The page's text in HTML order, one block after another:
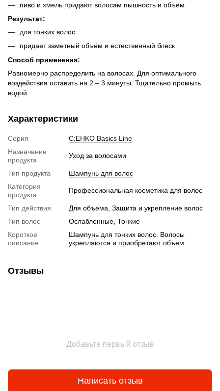
пиво и хмель придают волосам пышность и объём.
Результат:
для тонких волос
придает заметный объём и естественный блеск
Способ применения:
Равномерно распределить на волосах. Для оптимального
воздействия оставить на 2 – 3 минуты. Тщательно промыть
водой.
Характеристики
Серия
C:EHKO Basics Line
Назначение
продукта
Уход за волосами
Тип продукта
Шампунь для волос
Категория
продукта
Профессиональная косметика для волос
Тип действия
Для объема, Защита и укрепление волос
Тип волос
Ослабленные, Тонкие
Короткое
описание
Шампунь для тонких волос. Волосы
укрепляются и приобретают объем.
Отзывы
Добавьте первый отзыв
Написать отзыв